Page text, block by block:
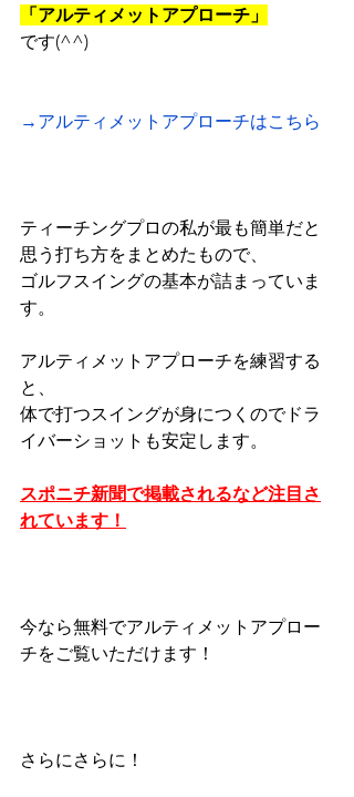
「アルティメットアプローチ」
です(^^)
→アルティメットアプローチはこちら
ティーチングプロの私が最も簡単だと
思う打ち方をまとめたもので、
ゴルフスイングの基本が詰まっていま
す。
アルティメットアプローチを練習する
と、
体で打つスイングが身につくのでドラ
イバーショットも安定します。
スポニチ新聞で掲載されるなど注目さ
れています！
今なら無料でアルティメットアプロー
チをご覧いただけます！
さらにさらに！